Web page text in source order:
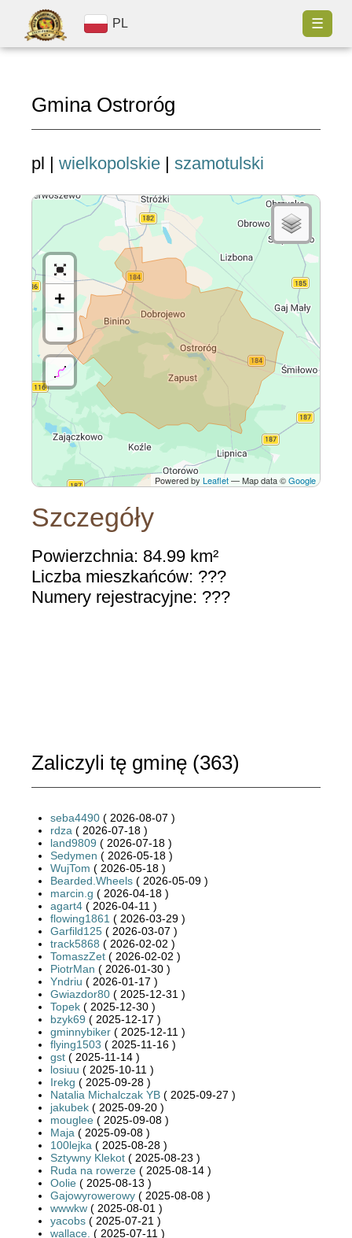
PL ☰
Gmina Ostroróg
pl | wielkopolskie | szamotulski
+
-
Powered by Leaflet— Map data ©Google
Szczegóły
Powierzchnia: 84.99 km²
Liczba mieszkańców: ???
Numery rejestracyjne: ???
Zaliczyli tę gminę (363)
seba4490 ( 2026-08-07 )
rdza ( 2026-07-18 )
land9809 ( 2026-07-18 )
Sedymen ( 2026-05-18 )
WujTom ( 2026-05-18 )
Bearded.Wheels ( 2026-05-09 )
marcin.g ( 2026-04-18 )
agart4 ( 2026-04-11 )
flowing1861 ( 2026-03-29 )
Garfild125 ( 2026-03-07 )
track5868 ( 2026-02-02 )
TomaszZet ( 2026-02-02 )
PiotrMan ( 2026-01-30 )
Yndriu ( 2026-01-17 )
Gwiazdor80 ( 2025-12-31 )
Topek ( 2025-12-30 )
bzyk69 ( 2025-12-17 )
gminnybiker ( 2025-12-11 )
flying1503 ( 2025-11-16 )
gst ( 2025-11-14 )
losiuu ( 2025-10-11 )
Irekg ( 2025-09-28 )
Natalia Michalczak YB ( 2025-09-27 )
jakubek ( 2025-09-20 )
mouglee ( 2025-09-08 )
Maja ( 2025-09-08 )
100lejka ( 2025-08-28 )
Sztywny Klekot ( 2025-08-23 )
Ruda na rowerze ( 2025-08-14 )
Oolie ( 2025-08-13 )
Gajowyrowerowy ( 2025-08-08 )
wwwkw ( 2025-08-01 )
yacobs ( 2025-07-21 )
wallace. ( 2025-07-11 )